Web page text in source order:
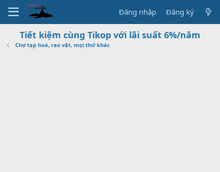
Đăng nhập Đăng ký
Tiết kiệm cùng Tikop với lãi suất 6%/năm
Chợ tạp hoá, rao vặt, mọi thứ khác